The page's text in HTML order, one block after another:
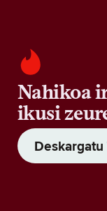
Nahikoa
ikusi